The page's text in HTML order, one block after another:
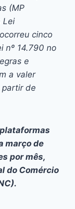
(MP
Lei
cinco
nº 14.790 no
e
a valer
partir de
março de
por mês,
do Comércio